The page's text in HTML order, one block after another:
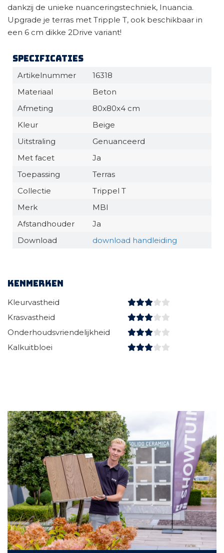
dankzij de unieke nuanceringstechniek, Inuancia.
Upgrade je terras met Tripple T, ook beschikbaar in
een 6 cm dikke 2Drive variant!
Specificaties
Artikelnummer
16318
Materiaal
Beton
Afmeting
80x80x4 cm
Kleur
Beige
Uitstraling
Genuanceerd
Met facet
Ja
Toepassing
Terras
Collectie
Trippel T
Merk
MBI
Afstandhouder
Ja
Download
download handleiding
Kenmerken
Kleurvastheid
Krasvastheid
Onderhoudsvriendelijkheid
Kalkuitbloei